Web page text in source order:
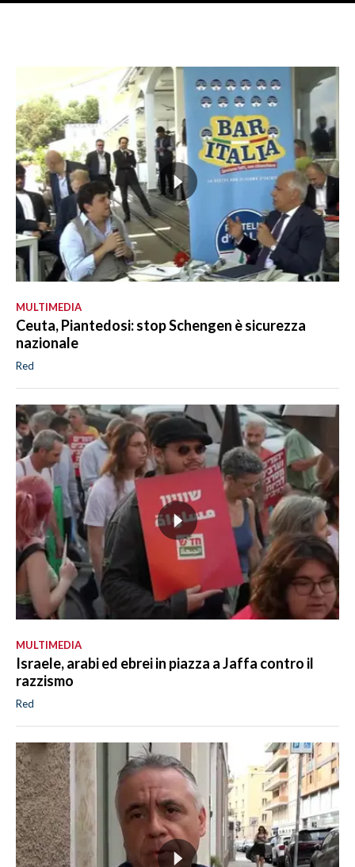
MULTIMEDIA
Ceuta, Piantedosi: stop Schengen è sicurezza
nazionale
Red
MULTIMEDIA
Israele, arabi ed ebrei in piazza a Jaffa contro il
razzismo
Red